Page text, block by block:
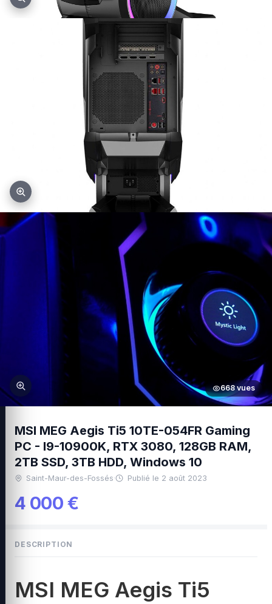
668 vues
DESCRIPTION
MSI MEG Aegis Ti5
MSI MEG Aegis Ti5 10TE-054FR Gaming
PC - I9-10900K, RTX 3080, 128GB RAM,
2TB SSD, 3TB HDD, Windows 10
Saint-Maur-des-Fossés· Publié le 2 août 2023
4 000 €